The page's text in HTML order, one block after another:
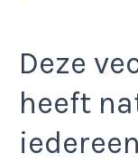
Deze
heeft